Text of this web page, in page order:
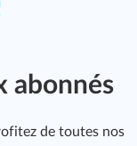
abonnés
de toutes nos